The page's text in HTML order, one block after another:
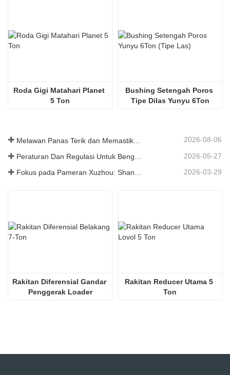
Roda Gigi Matahari Planet
5 Ton
Bushing Setengah Poros
Tipe Dilas Yunyu 6Ton
2026-08-06
2026-05-27
Fokus pada Pameran Xuzhou: Shandong Zhaokun Engineering Machinery Co., Ltd. Menginterpretasikan Kekuatan Baru Suku Cadang Loader dengan "Keunggulan Sumber" 2026-03-29
Rakitan Diferensial Gandar
Penggerak Loader
Rakitan Reducer Utama 5
Ton